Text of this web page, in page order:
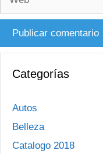
Categorías
Autos
Belleza
Catalogo 2018